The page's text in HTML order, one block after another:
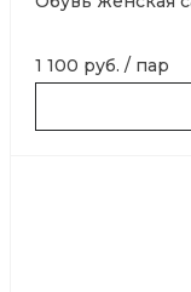
1 100 руб. / пар